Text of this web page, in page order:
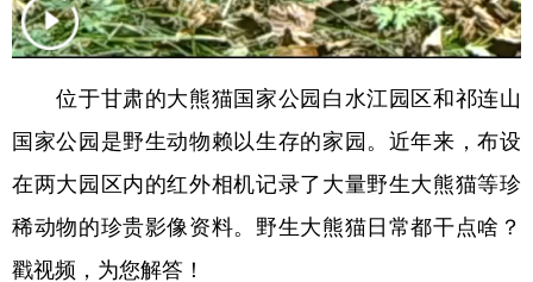
广东 广西 海南 重庆
陕西 甘肃 青海 宁夏
多语种频道
位于甘肃的大熊猫国家公园白水江园区和祁连山
国家公园是野生动物赖以生存的家园。近年来，布设
在两大园区内的红外相机记录了大量野生大熊猫等珍
稀动物的珍贵影像资料。野生大熊猫日常都干点啥？
戳视频，为您解答！